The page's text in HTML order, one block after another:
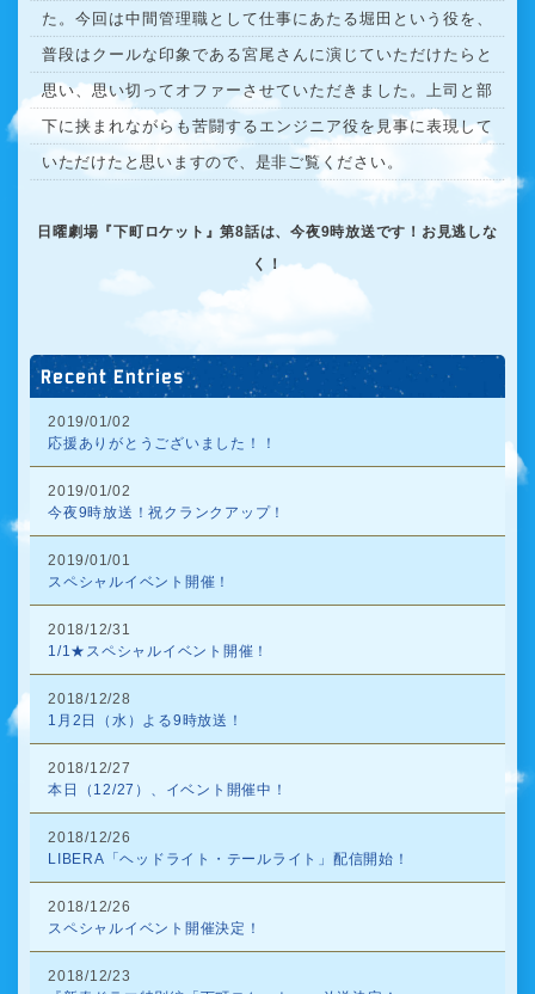
た。今回は中間管理職として仕事にあたる堀田という役を、
普段はクールな印象である宮尾さんに演じていただけたらと
思い、思い切ってオファーさせていただきました。上司と部
下に挟まれながらも苦闘するエンジニア役を見事に表現して
いただけたと思いますので、是非ご覧ください。
日曜劇場『下町ロケット』第8話は、今夜9時放送です！お見逃しな
く！
Recent Entries
2019/01/02
応援ありがとうございました！！
2019/01/02
今夜9時放送！祝クランクアップ！
2019/01/01
スペシャルイベント開催！
2018/12/31
1/1★スペシャルイベント開催！
2018/12/28
1月2日（水）よる9時放送！
2018/12/27
本日（12/27）、イベント開催中！
2018/12/26
LIBERA「ヘッドライト・テールライト」配信開始！
2018/12/26
スペシャルイベント開催決定！
2018/12/23